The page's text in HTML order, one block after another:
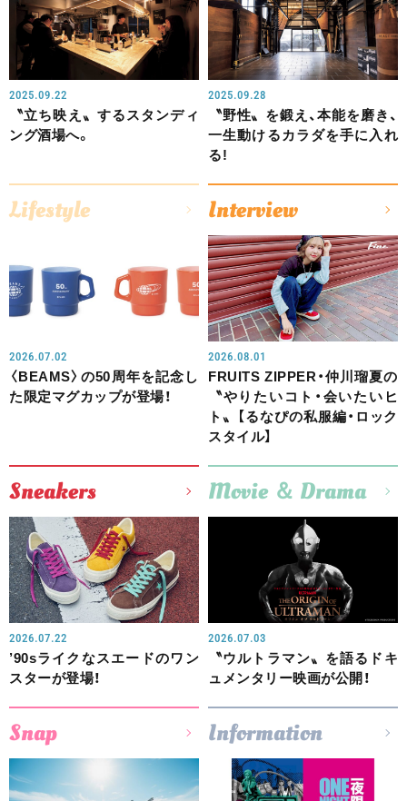
2025.09.22
〝立ち映え〟するスタンディ
ング酒場へ。
2025.09.28
〝野性〟を鍛え、本能を磨き、
一生動けるカラダを手に入れ
る!
Lifestyle
2026.07.02
〈BEAMS〉の50周年を記念し
た限定マグカップが登場！
Interview
2026.08.01
FRUITS ZIPPER・仲川瑠夏の
〝やりたいコト・会いたいヒ
ト〟【るなぴの私服編・ロック
スタイル】
Sneakers
2026.07.22
’90sライクなスエードのワン
スターが登場！
Movie ＆ Drama
2026.07.03
〝ウルトラマン〟を語るドキ
ュメンタリー映画が公開！
Snap Information